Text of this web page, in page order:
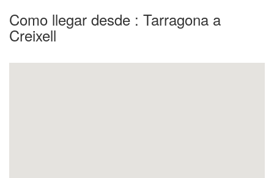
Como llegar desde : Tarragona a
Creixell